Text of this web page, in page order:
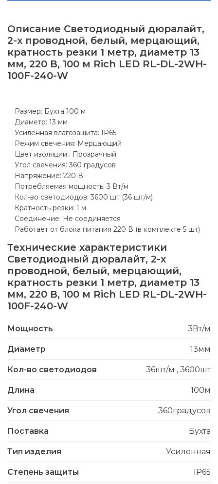
Описание Светодиодный дюралайт,
2-х проводной, белый, мерцающий,
кратность резки 1 метр, диаметр 13
мм, 220 В, 100 м Rich LED RL-DL-2WH-
100F-240-W
Размер: Бухта 100 м
Диаметр: 13 мм
Усиленная влагозащита: IP65
Режим свечения: Мерцающий
Цвет изоляции : Прозрачный
Угол свечения: 360 градусов
Напряжение: 220 В
Потребляемая мощность: 3 Вт/м
Кол-во светодиодов: 3600 шт (36 шт/м)
Кратность резки: 1 м
Соединение: Не соединяется
Работает от блока питания 220 В (в комплекте 5 шт)
Технические характеристики
Светодиодный дюралайт, 2-х
проводной, белый, мерцающий,
кратность резки 1 метр, диаметр 13
мм, 220 В, 100 м Rich LED RL-DL-2WH-
100F-240-W
Мощность 3Вт/м
Диаметр 13мм
Кол-во светодиодов 36шт/м , 3600шт
Длина 100м
Угол свечения 360градусов
Поставка Бухта
Тип изделия Усиленная
Степень защиты IP65